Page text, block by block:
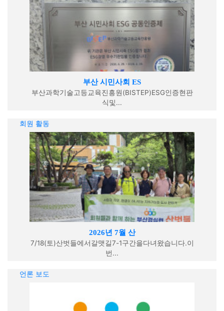
부산 시민사회 ES
부산과학기술고등교육진흥원(BISTEP)ESG인증현판
식및...
회원 활동
2026년 7월 산
7/18(토)산벗들에서갈맷길7-1구간을다녀왔습니다.이
번...
언론 보도